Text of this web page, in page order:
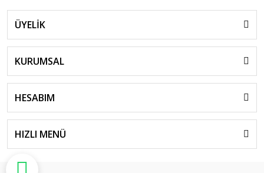
ÜYELİK
KURUMSAL
HESABIM
HIZLI MENÜ